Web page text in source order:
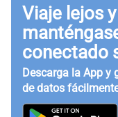
Viaje lejos y
conectado
Descarga la App y
de datos